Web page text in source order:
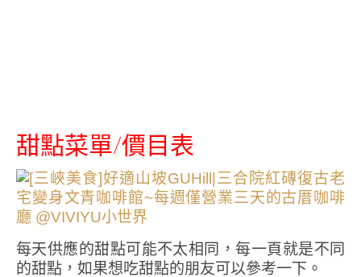
甜點菜單/價目表
每天供應的甜點可能不太相同，每一頁就是不同
的甜點，如果想吃甜點的朋友可以參考一下。